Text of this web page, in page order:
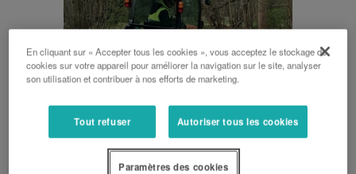
En cliquant sur « Accepter tous les cookies », vous acceptez le stockage de
cookies sur votre appareil pour améliorer la navigation sur le site, analyser
son utilisation et contribuer à nos efforts de marketing.
Tout refuser Autoriser tous les cookies
Paramètres des cookies